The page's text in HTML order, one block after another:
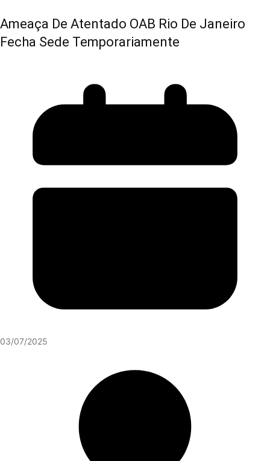
Ameaça De Atentado OAB Rio De Janeiro
Fecha Sede Temporariamente
03/07/2025